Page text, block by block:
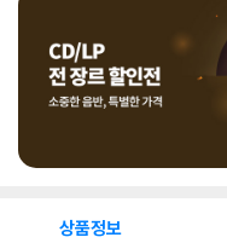
상품정보